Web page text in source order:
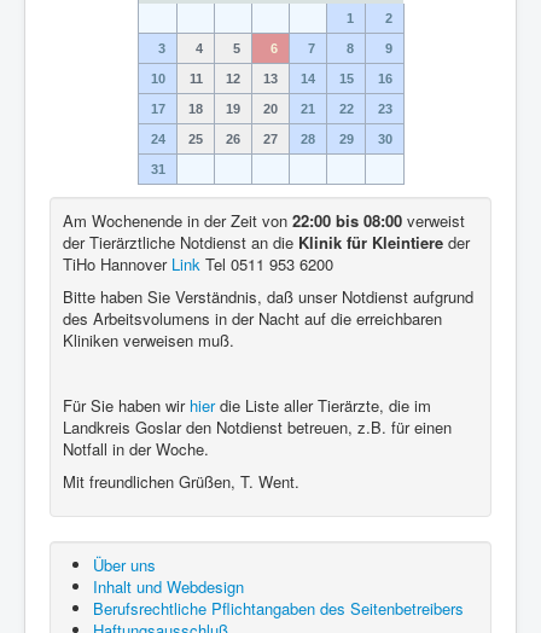
1
2
3 4 5 6 7 8 9
10 11 12 13 14 15 16
17 18 19 20 21 22 23
24 25 26 27 28 29 30
31
Am Wochenende in der Zeit von 22:00 bis 08:00 verweist
der Tierärztliche Notdienst an die Klinik für Kleintiere der
TiHo Hannover Link Tel 0511 953 6200
Bitte haben Sie Verständnis, daß unser Notdienst aufgrund
des Arbeitsvolumens in der Nacht auf die erreichbaren
Kliniken verweisen muß.
Für Sie haben wir hierdie Liste aller Tierärzte, die im
Landkreis Goslar den Notdienst betreuen, z.B. für einen
Notfall in der Woche.
Mit freundlichen Grüßen, T. Went.
Über uns
Inhalt und Webdesign
Berufsrechtliche Pflichtangaben des Seitenbetreibers